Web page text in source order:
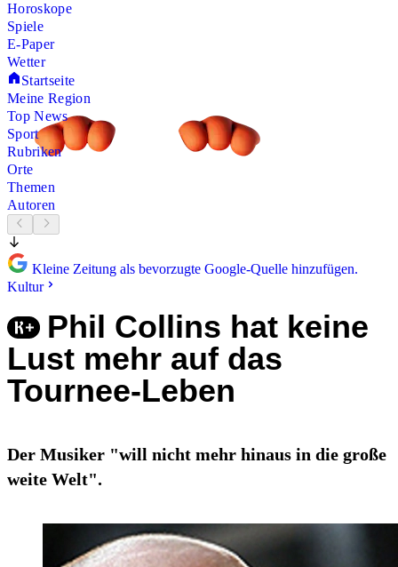
Horoskope
Spiele
E-Paper
Wetter
Startseite
Meine Region
Top News
Sport
Rubriken
Orte
Themen
Autoren
Kleine Zeitung als bevorzugte Google-Quelle hinzufügen.
Kultur
Phil Collins hat keine
Lust mehr auf das
Tournee-Leben
Der Musiker "will nicht mehr hinaus in die große
weite Welt".